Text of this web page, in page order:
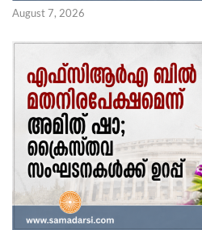
August 7, 2026